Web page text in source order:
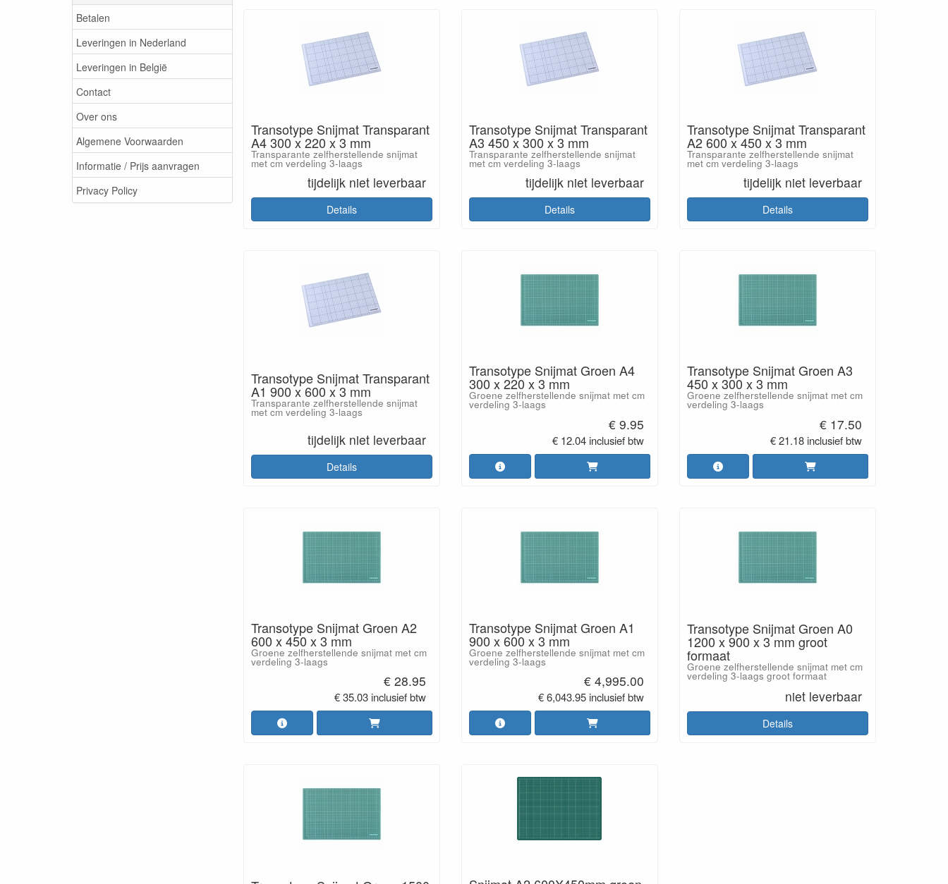
Betalen
Leveringen in Nederland
Leveringen in België
Contact
Over ons
Algemene Voorwaarden
Informatie / Prijs aanvragen
Privacy Policy
Transotype Snijmat Transparant
A4 300 x 220 x 3 mm
Transparante zelfherstellende snijmat
met cm verdeling 3-laags
tijdelijk niet leverbaar
Details
Transotype Snijmat Transparant
A3 450 x 300 x 3 mm
Transparante zelfherstellende snijmat
met cm verdeling 3-laags
tijdelijk niet leverbaar
Details
Transotype Snijmat Transparant
A2 600 x 450 x 3 mm
Transparante zelfherstellende snijmat
met cm verdeling 3-laags
tijdelijk niet leverbaar
Details
Transotype Snijmat Transparant
A1 900 x 600 x 3 mm
Transparante zelfherstellende snijmat
met cm verdeling 3-laags
tijdelijk niet leverbaar
Details
Transotype Snijmat Groen A4
300 x 220 x 3 mm
Groene zelfherstellende snijmat met cm
verdeling 3-laags
€ 9.95
€ 12.04 inclusief btw
Transotype Snijmat Groen A3
450 x 300 x 3 mm
Groene zelfherstellende snijmat met cm
verdeling 3-laags
€ 17.50
€ 21.18 inclusief btw
Transotype Snijmat Groen A2
600 x 450 x 3 mm
Groene zelfherstellende snijmat met cm
verdeling 3-laags
€ 28.95
€ 35.03 inclusief btw
Transotype Snijmat Groen A1
900 x 600 x 3 mm
Groene zelfherstellende snijmat met cm
verdeling 3-laags
€ 4,995.00
€ 6,043.95 inclusief btw
Transotype Snijmat Groen A0
1200 x 900 x 3 mm groot
formaat
Groene zelfherstellende snijmat met cm
verdeling 3-laags groot formaat
niet leverbaar
Details